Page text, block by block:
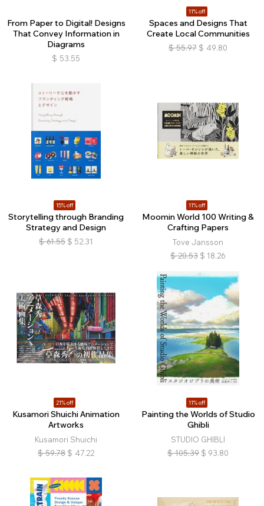
From Paper to Digital! Designs
That Convey Information in
Diagrams
$ 53.55
11% off
Spaces and Designs That
Create Local Communities
$ 55.97 $ 49.80
15% off
Storytelling through Branding
Strategy and Design
$ 61.55 $ 52.31
11% off
Moomin World 100 Writing &
Crafting Papers
Tove Jansson
$ 20.53 $ 18.26
21% off
Kusamori Shuichi Animation
Artworks
Kusamori Shuichi
$ 59.78 $ 47.22
11% off
Painting the Worlds of Studio
Ghibli
STUDIO GHIBLI
$ 105.39 $ 93.80